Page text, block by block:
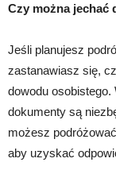
Czy można jechać
Jeśli planujesz
zastanawiasz się,
dowodu
dokumenty są
możesz
aby uzyskać